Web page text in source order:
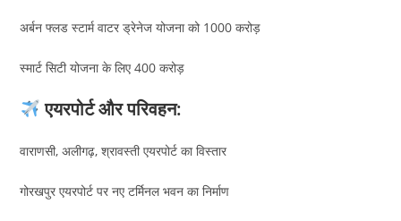
अर्बन फ्लड स्टार्म वाटर ड्रेनेज योजना को 1000 करोड़
स्मार्ट सिटी योजना के लिए 400 करोड़
एयरपोर्ट और परिवहन:
वाराणसी, अलीगढ़, श्रावस्ती एयरपोर्ट का विस्तार
गोरखपुर एयरपोर्ट पर नए टर्मिनल भवन का निर्माण